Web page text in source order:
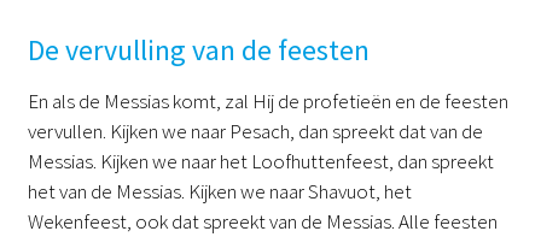
De vervulling van de feesten
En als de Messias komt, zal Hij de profetieën en de feesten
vervullen. Kijken we naar Pesach, dan spreekt dat van de
Messias. Kijken we naar het Loofhuttenfeest, dan spreekt
het van de Messias. Kijken we naar Shavuot, het
Wekenfeest, ook dat spreekt van de Messias. Alle feesten